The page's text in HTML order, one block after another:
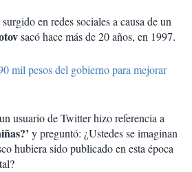
en redes sociales a causa de un
sacó hace más de 20 años, en 1997.
mil pesos del gobierno para mejorar
usuario de Twitter hizo referencia a
y preguntó: ¿Ustedes se imaginan
hubiera sido publicado en esta época